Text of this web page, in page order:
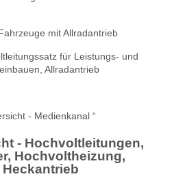
mit Allradantrieb
für Leistungs- und
Allradantrieb
- Medienkanal “
- Hochvoltleitungen,
Hochvoltheizung,